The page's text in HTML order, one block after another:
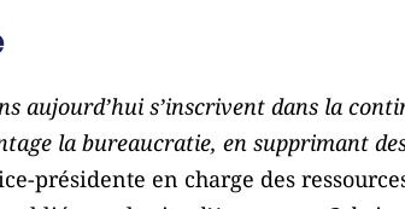
aujourd’hui s’inscrivent dans la
la bureaucratie, en supprimant
présidente en charge des